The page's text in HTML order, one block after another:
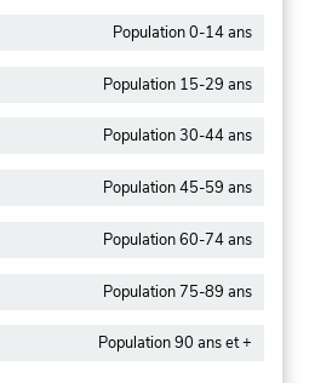
Population 0-14 ans
Population 15-29 ans
Population 30-44 ans
Population 45-59 ans
Population 60-74 ans
Population 75-89 ans
Population 90 ans et +